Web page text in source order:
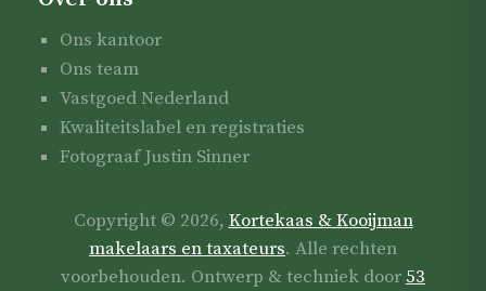
Ons kantoor
Ons team
Vastgoed Nederland
Kwaliteitslabel en registraties
Fotograaf Justin Sinner
Copyright © 2026, Kortekaas & Kooijman
makelaars en taxateurs. Alle rechten
voorbehouden. Ontwerp & techniek door 53